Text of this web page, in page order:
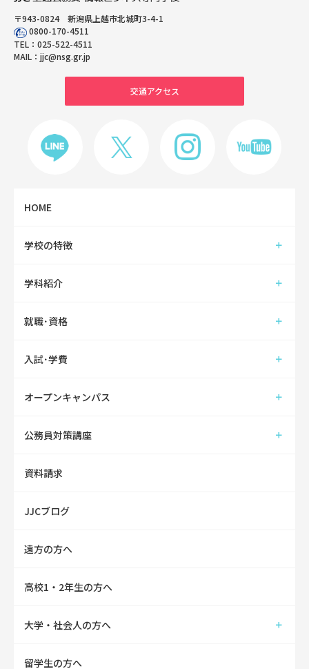
〒943-0824 新潟県上越市北城町3-4-1
0800-170-4511
TEL： 025-522-4511
MAIL： jjc@nsg.gr.jp
交通アクセス
HOME
学校の特徴
学科紹介
就職･資格
入試･学費
オープンキャンパス
公務員対策講座
資料請求
JJCブログ
遠方の方へ
高校1・2年生の方へ
大学・社会人の方へ
留学生の方へ